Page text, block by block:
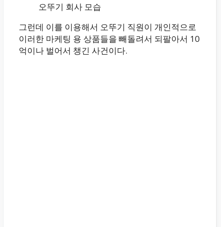
오뚜기 회사 모습
그런데 이를 이용해서 오뚜기 직원이 개인적으로
이러한 마케팅 용 상품들을 빼돌려서 되팔아서 10
억이나 벌어서 챙긴 사건이다.